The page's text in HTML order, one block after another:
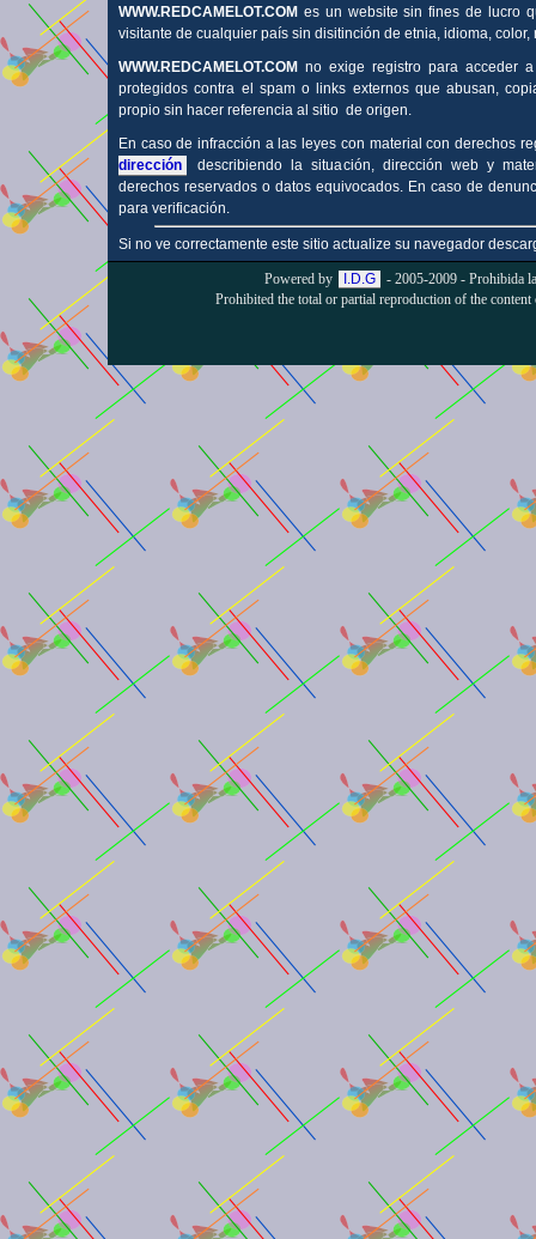
WWW.REDCAMELOT.COM es un website sin fines de lucro
visitante de cualquier país sin disitinción de etnia, idioma, color,
WWW.REDCAMELOT.COM no exige registro para acceder
protegidos contra el spam o links externos que abusan,
propio sin hacer referencia al sitio de origen.
En caso de infracción a las leyes con material con derechos
dirección
describiendo la situación, dirección web y
derechos reservados o datos equivocados. En caso de
para verificación.
Si no ve correctamente este sitio actualize su navegador
Powered by I.D.G
- 2005-2009 - Prohibida
Prohibited the total or partial reproduction of the